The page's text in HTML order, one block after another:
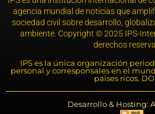
agencia mundial de noticias que
sociedad civil sobre desarrollo,
ambiente. Copyright © 2025 IPS-
derechos
IPS es la única organización
personal y corresponsales en el
países ricos.
Desarrollo & Hosting: